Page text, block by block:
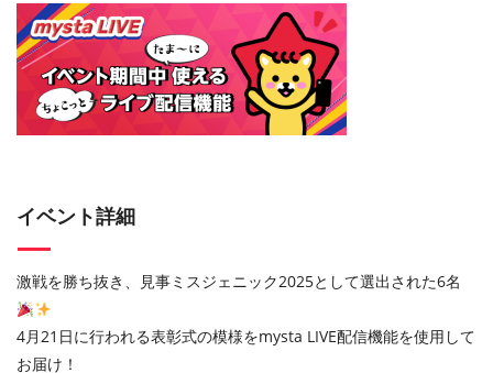
イベント詳細
激戦を勝ち抜き、見事ミスジェニック2025として選出された6名
4月21日に行われる表彰式の模様をmysta LIVE配信機能を使用して
お届け！